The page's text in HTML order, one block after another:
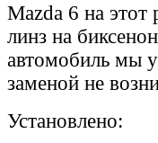
Mazda 6 на этот
линз на
автомобиль мы
заменой не
Установлено: